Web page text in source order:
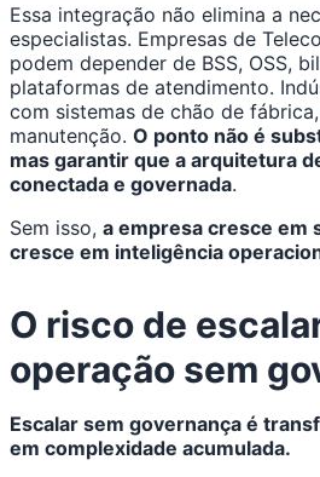
Essa integração não elimina a
especialistas. Empresas de
podem depender de BSS, OSS,
plataformas de atendimento.
com sistemas de chão de
manutenção. O ponto não é
mas garantir que a arquitetura
conectada e governada.
Sem isso, a empresa cresce em
cresce em inteligência
O risco de
operação sem
Escalar sem governança é
em complexidade acumulada.